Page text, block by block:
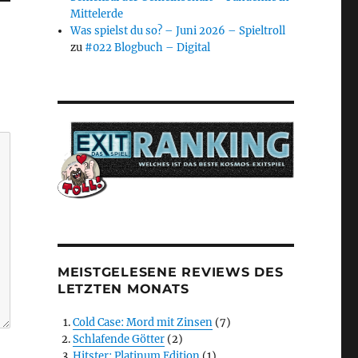
Mittelerde
Was spielst du so? – Juni 2026 – Spieltroll
zu #022 Blogbuch – Digital
MEISTGELESENE REVIEWS DES
LETZTEN MONATS
Cold Case: Mord mit Zinsen (7)
Schlafende Götter (2)